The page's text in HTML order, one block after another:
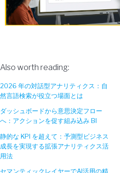
Also worth reading:
2026 年の対話型アナリティクス：自
然言語検索が役立つ場面とは
ダッシュボードから意思決定フロー
へ：アクションを促す組み込み BI
静的な KPI を超えて：予測型ビジネス
成長を実現する拡張アナリティクス活
用法
セマンティックレイヤーでAI活用の精